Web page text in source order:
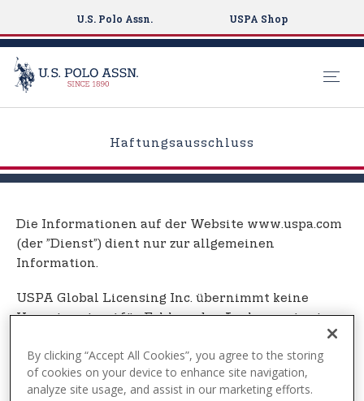
p
U.S. Polo Assn. USPA Shop
Haftungsausschluss
Die Informationen auf der Website www.uspa.com
(der ”Dienst”) dient nur zur allgemeinen
Information.
USPA Global Licensing Inc. übernimmt keine
Verantwortung für Fehler oder Auslassungen in
In keinem Fall haftet USPA Global Licensing Inc.
für besondere, direkte, indirekte, Folge- oder
By clicking “Accept All Cookies”, you agree to the storing
of cookies on your device to enhance site navigation,
analyze site usage, and assist in our marketing efforts.